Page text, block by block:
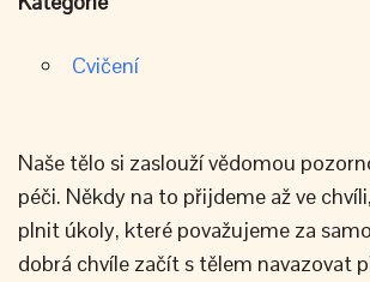
Cvičení
Naše tělo si zaslouží vědomou
péči. Někdy na to přijdeme až ve
plnit úkoly, které považujeme za
dobrá chvíle začít s tělem navazovat